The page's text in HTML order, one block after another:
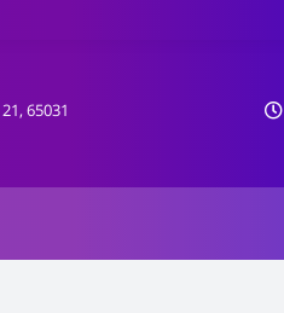
65031